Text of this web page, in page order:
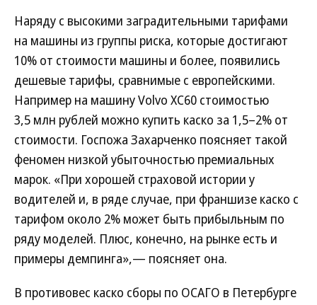
Наряду с высокими заградительными тарифами
на машины из группы риска, которые достигают
10% от стоимости машины и более, появились
дешевые тарифы, сравнимые с европейскими.
Например на машину Volvo XC60 стоимостью
3,5 млн рублей можно купить каско за 1,5–2% от
стоимости. Госпожа Захарченко поясняет такой
феномен низкой убыточностью премиальных
марок. «При хорошей страховой истории у
водителей и, в ряде случае, при франшизе каско с
тарифом около 2% может быть прибыльным по
ряду моделей. Плюс, конечно, на рынке есть и
примеры демпинга»,— поясняет она.
В противовес каско сборы по ОСАГО в Петербурге